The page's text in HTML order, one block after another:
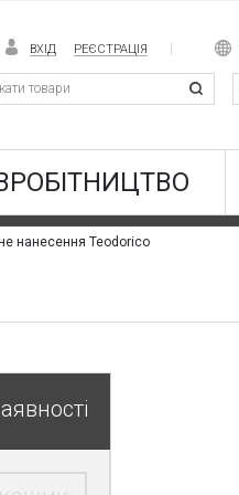
ВХІД РЕЄСТРАЦІЯ
нанесення Teodorico